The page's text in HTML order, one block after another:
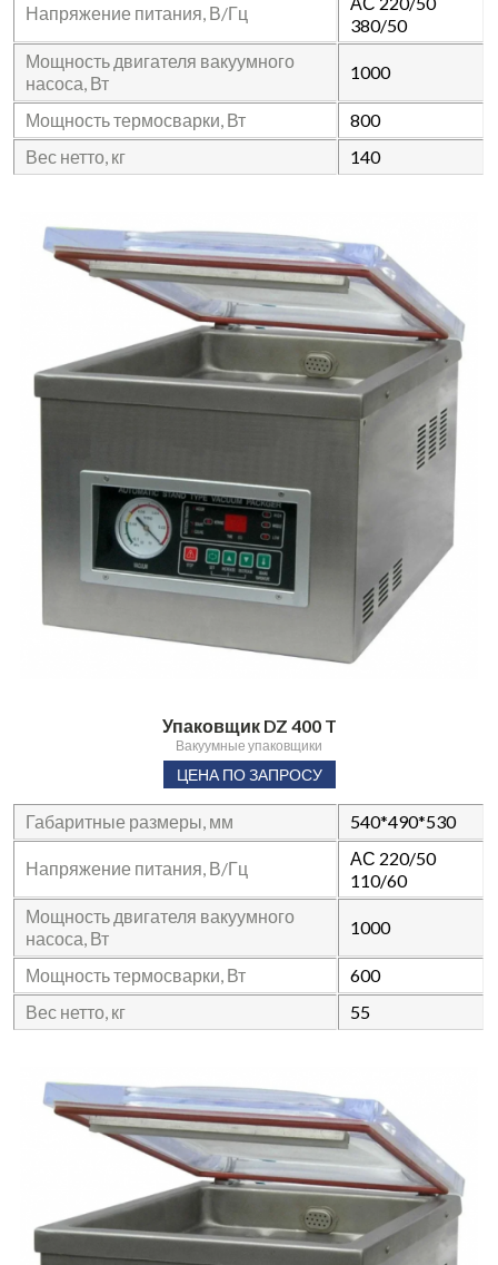
Напряжение питания, В/Гц
380/50
Мощность двигателя вакуумного
насоса, Вт
1000
Мощность термосварки, Вт
800
Вес нетто, кг
140
Упаковщик DZ 400 T
Вакуумные упаковщики
ЦЕНА ПО ЗАПРОСУ
Габаритные размеры, мм 540*490*530
Напряжение питания, В/Гц
АС 220/50
110/60
Мощность двигателя вакуумного
насоса, Вт
1000
Мощность термосварки, Вт
600
Вес нетто, кг
55